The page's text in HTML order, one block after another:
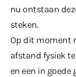
nu ontstaan
steken.
Op dit moment
afstand fysiek
en een in goede